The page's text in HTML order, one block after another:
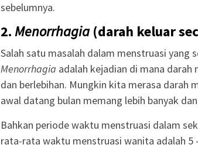
sebelumnya.
2.Menorrhagia(darah keluar
Salah satu masalah dalam menstruasi yang
Menorrhagia adalah kejadian di mana
dan berlebihan. Mungkin kita merasa darah
awal datang bulan memang lebih banyak
Bahkan periode waktu menstruasi dalam
rata-rata waktu menstruasi wanita adalah 5